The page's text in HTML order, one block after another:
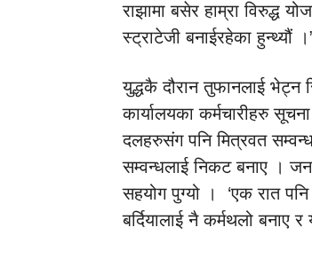
राझामा बसेर हाम्रा विरुद्ध
स्ट्राटेजी बनाईरहेका हुन्थ्यौं
युद्धकै दौरान तुफानलाई
कार्यालयका कर्मचारीहरु
दलहरुसंग पनि मित्रवत
सम्वन्धलाई निकट बनाए ।
सहयोग पुग्यो । ‘एक रात
बर्दियालाई नै कर्मथलो बनाए